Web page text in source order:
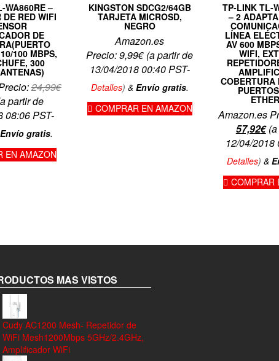
WA860RE –
DE RED WIFI
DE
100 MBPS,
300
24,99€
partir de
08:06 PST-
Envío gratis.
EN AMAZON
KINGSTON SDCG2/64GB
TARJETA MICROSD,
NEGRO
Amazon.es
Precio:9,99€(a partir de
13/04/2018 00:40 PST-
Detalles) & Envío gratis.
COMPRAR EN AMAZON
TP-LINK TL-
– 2
LÍNEA
AV 600
WIFI,
COBERTURA
Amazon.es
El
precio
original
59,99€.
57,92€El
(a
12/04/2018
Detalles) &
COMPRAR
MAS VISTOS
Cudy AC1200 Mesh- Repetidor de
WiFi Mesh1200Mbps 5GHz/2.4GHz,
Amplificador WiFi